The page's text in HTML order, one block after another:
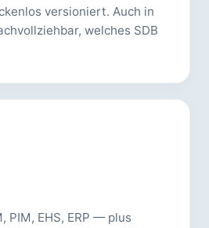
versioniert. Auch in
welches SDB
PIM, EHS, ERP — plus